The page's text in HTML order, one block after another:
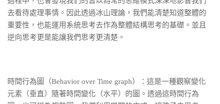
去看待處理事情。因此透過冰山理論，我們能清楚知道整體的
重要性，也能運用系統思考去作為整體結構思考的基礎。並且
逆向思考更是能讓我們思考更清楚。
時間行為圖（Behavior over Time graph）：這是一種觀察變化
元素（垂直）隨著時間變化（水平）的圖。透過這時間行為